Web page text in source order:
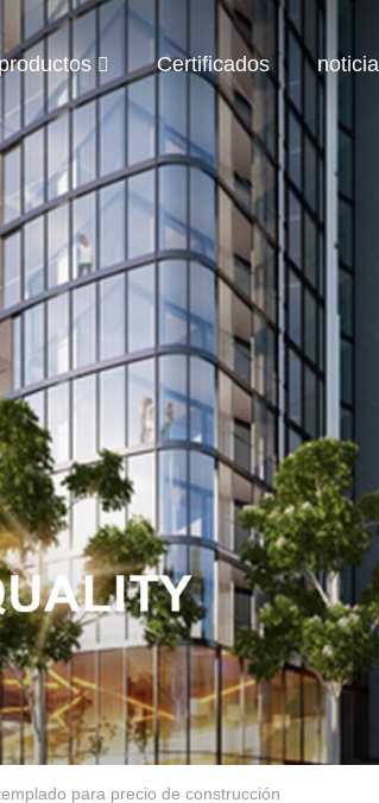
Certificados noticia
para precio de construcción